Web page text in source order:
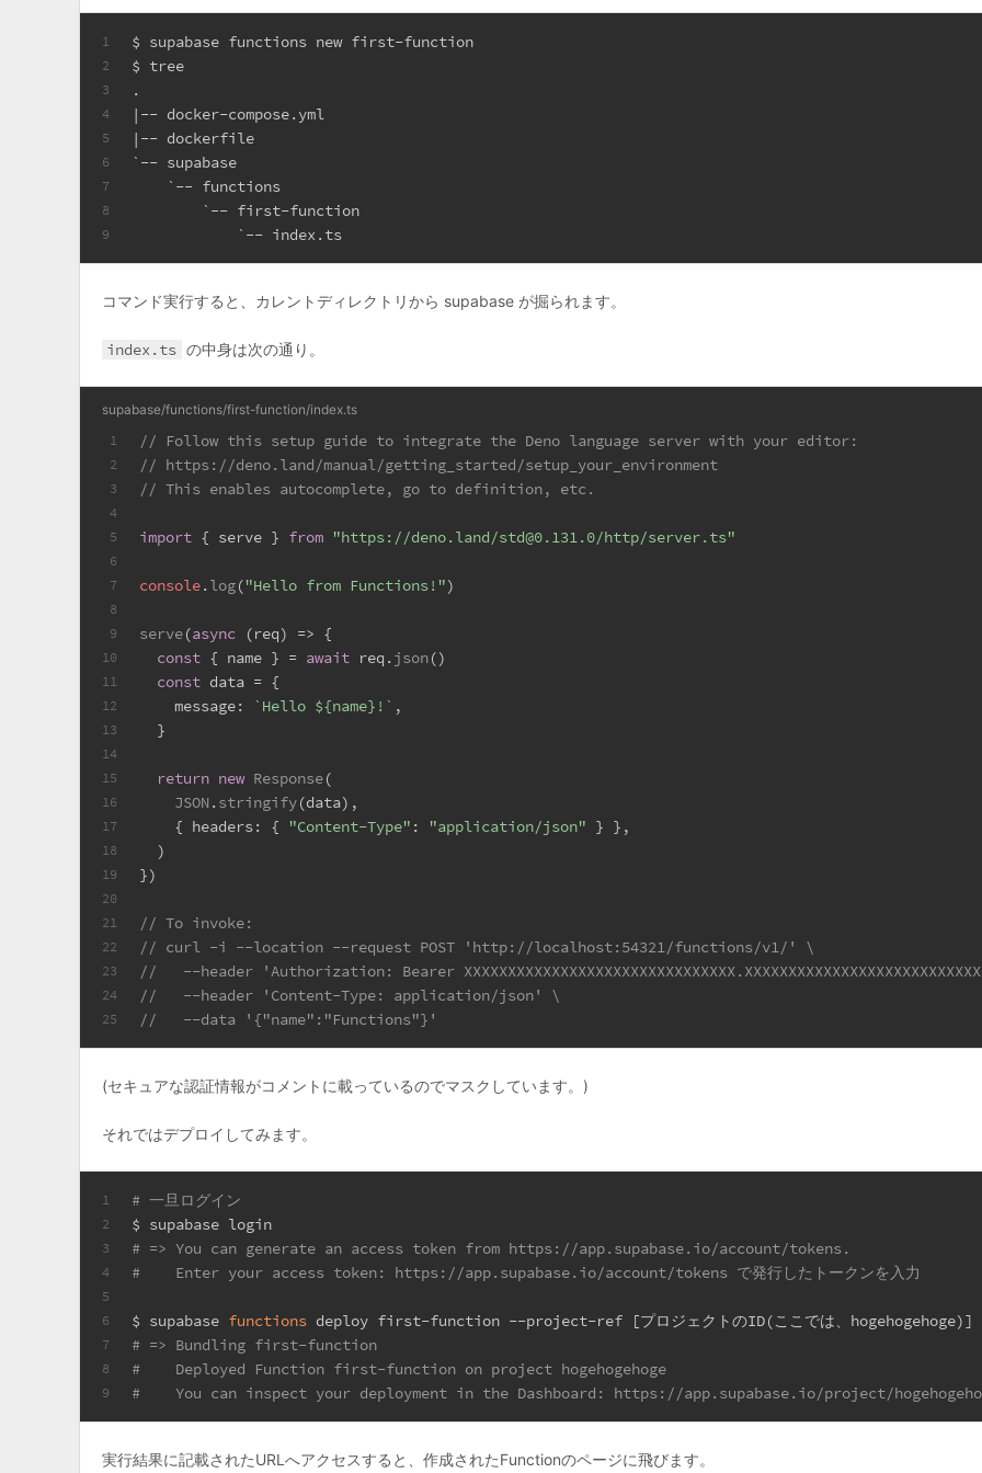
1
2
3
4
5
6
7
8
9
$ supabase functions new first-function
$ tree
.
|-- docker-compose.yml
|-- dockerfile
`-- supabase
    `-- functions
        `-- first-function
            `-- index.ts
コマンド実行すると、カレントディレクトリから supabase が掘られます。
index.ts の中身は次の通り。
supabase/functions/first-function/index.ts
1
2
3
4
5
6
7
8
9
10
11
12
13
14
15
16
17
18
19
20
21
22
23
24
25
// Follow this setup guide to integrate the Deno language server with your editor:
// https://deno.land/manual/getting_started/setup_your_environment
// This enables autocomplete, go to definition, etc.
import { serve } from "https://deno.land/std@0.131.0/http/server.ts"
console.log("Hello from Functions!")
serve(async (req) => {
const { name } = await req.json()
const data = {
message: `Hello ${name} !` ,
  }
return new Response(
JSON.stringify(data),
    {
headers: { "Content-Type" : "application/json" } },
  )
})
// To invoke:
// curl -i --location --request POST 'http://localhost:54321/functions/v1/' \
//   --header 'Authorization: Bearer
//   --header 'Content-Type: application/json' \
//   --data '{"name":"Functions"}'
(セキュアな認証情報がコメントに載っているのでマスクしています。)
それではデプロイしてみます。
1
2
3
4
5
6
7
8
9
# 一旦ログイン
$ supabase login
# => You can generate an access token from https://app.supabase.io/account/tokens.
#    Enter your access token: https://app.supabase.io/account/tokens で発行したトークンを入力
$ supabase functions deploy first-function --project-ref [プロジェクトのID(ここでは、hogehogehoge)]
# => Bundling first-function
#    Deployed Function first-function on project hogehogehoge
#    You can inspect your deployment in the Dashboard: https://app.supabase.io/project/
実行結果に記載されたURLへアクセスすると、作成されたFunctionのページに飛びます。